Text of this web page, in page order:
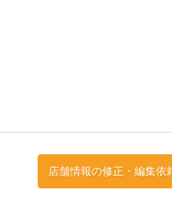
店舗情報の修正・編集依